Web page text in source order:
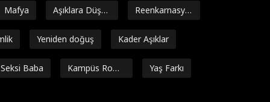
Mafya
Aşıklara Düşm
anlık
Reenkarnasyo
n
Yeniden doğuş Kader Aşıklar
Seksi Baba
Kampüs Roma
Yaş Farkı